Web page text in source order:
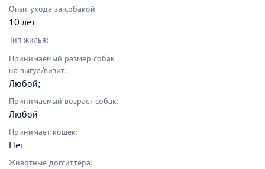
Опыт ухода за собакой
10 лет
Тип жилья:
Принимаемый размер собак
на выгул/визит:
Любой;
Принимаемый возраст собак:
Любой
Принимает кошек:
Нет
Животные догситтера: